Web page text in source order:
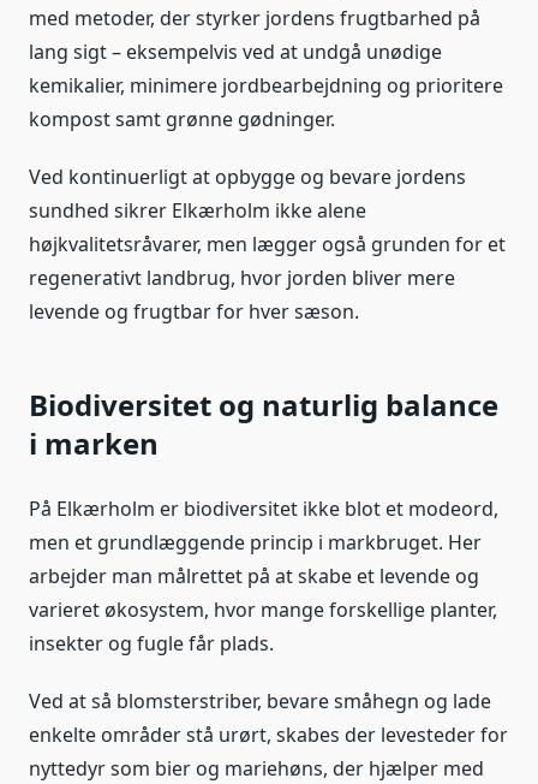
med metoder, der styrker jordens frugtbarhed på
lang sigt – eksempelvis ved at undgå unødige
kemikalier, minimere jordbearbejdning og prioritere
kompost samt grønne gødninger.
Ved kontinuerligt at opbygge og bevare jordens
sundhed sikrer Elkærholm ikke alene
højkvalitetsråvarer, men lægger også grunden for et
regenerativt landbrug, hvor jorden bliver mere
levende og frugtbar for hver sæson.
Biodiversitet og naturlig balance
i marken
På Elkærholm er biodiversitet ikke blot et modeord,
men et grundlæggende princip i markbruget. Her
arbejder man målrettet på at skabe et levende og
varieret økosystem, hvor mange forskellige planter,
insekter og fugle får plads.
Ved at så blomsterstriber, bevare småhegn og lade
enkelte områder stå urørt, skabes der levesteder for
nyttedyr som bier og mariehøns, der hjælper med